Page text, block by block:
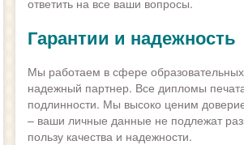
ответить на все ваши вопросы.
Гарантии и надежность
Мы работаем в сфере
надежный партнер. Все дипломы
подлинности. Мы высоко ценим
– ваши личные данные не подлежат
пользу качества и надежности.